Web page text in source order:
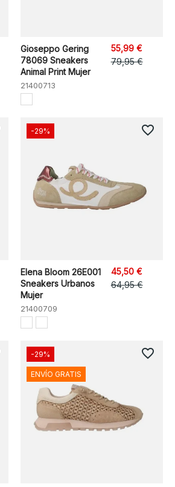
Gioseppo Gering
78069 Sneakers
Animal Print Mujer
21400713
55,99 €
79,95 €
Elena Bloom 26E001
Sneakers Urbanos
Mujer
21400709
45,50 €
64,95 €
-29% favorite_border
-29%
ENVÍO GRATIS
favorite_border